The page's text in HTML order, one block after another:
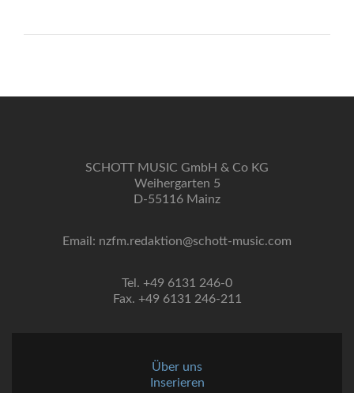
SCHOTT MUSIC GmbH & Co KG
Weihergarten 5
D-55116 Mainz
Email: nzfm.redaktion@schott-music.com
Tel. +49 6131 246-0
Fax. +49 6131 246-211
Über uns
Inserieren